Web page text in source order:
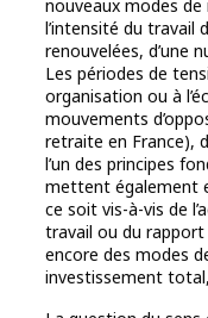
nouveaux modes
l’intensité du travail
renouvelées, d’une
Les périodes de
organisation ou à
mouvements
retraite en France),
l’un des principes
mettent également
ce soit vis-à-vis de
travail ou du rapport
encore des modes
investissement